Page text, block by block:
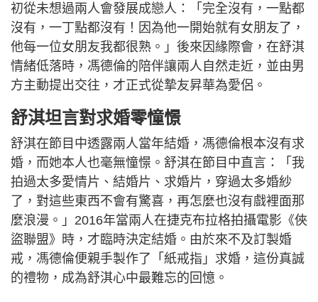
初從未想過兩人會發展成戀人：「完全沒有，一點都
沒有，一丁點都沒有！因為他一開始就有女朋友了，
他每一位女朋友我都很熟。」後來因緣際會，在舒淇
情緒低落時，馮德倫的陪伴讓兩人自然走近，並由男
方主動提出交往，才正式從摯友昇華為愛侶。
舒淇坦言對求婚零憧憬
舒淇在節目中透露兩人當年結婚，馮德倫根本沒有求
婚，而她本人也毫無憧憬。舒淇在節目中直言：「我
拍過太多愛情片、結婚片、求婚片，穿過太多婚紗
了，對這些東西不會有驚喜，再怎麼也沒有戲裡面那
麼浪漫。」2016年當兩人在捷克布拉格拍攝電影《俠
盜聯盟》時，才臨時決定結婚。由於來不及訂製婚
戒，馮德倫便親手製作了「紙戒指」求婚，這份真誠
的禮物，成為舒淇心中最難忘的回憶。